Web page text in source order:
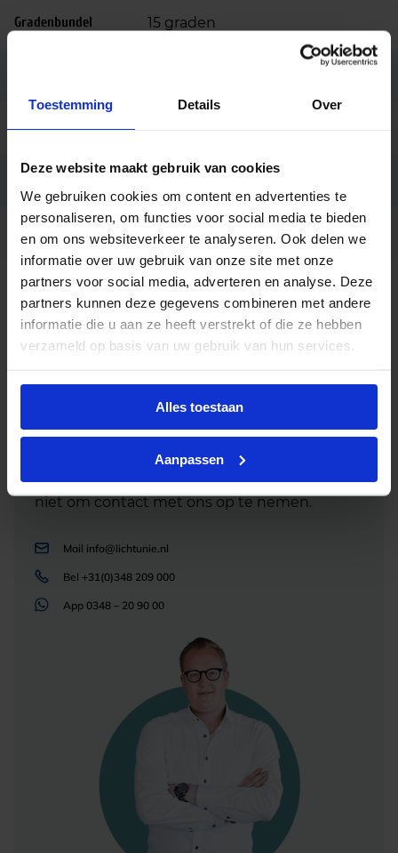
Toestemming Details Over
Deze website maakt gebruik van cookies
We gebruiken cookies om content en advertenties te
personaliseren, om functies voor social media te bieden
en om ons websiteverkeer te analyseren. Ook delen we
informatie over uw gebruik van onze site met onze
partners voor social media, adverteren en analyse. Deze
partners kunnen deze gegevens combineren met andere
informatie die u aan ze heeft verstrekt of die ze hebben
verzameld op basis van uw gebruik van hun services.
Alles toestaan
Aanpassen
Gradenbundel 15 graden
Merk
95473900
8727900954739
Advies of hulp nodig?
Heb je advies nodig of ben je op zoek naar
een alternatieve oplossing? Onze lichtexperts
helpen je graag met professioneel
en zorgen voor de juiste licht oplossing. Aarzel
niet om contact met ons op te nemen.
Mail info@lichtunie.nl
Bel +31(0)348 209 000
App 0348 – 20 90 00